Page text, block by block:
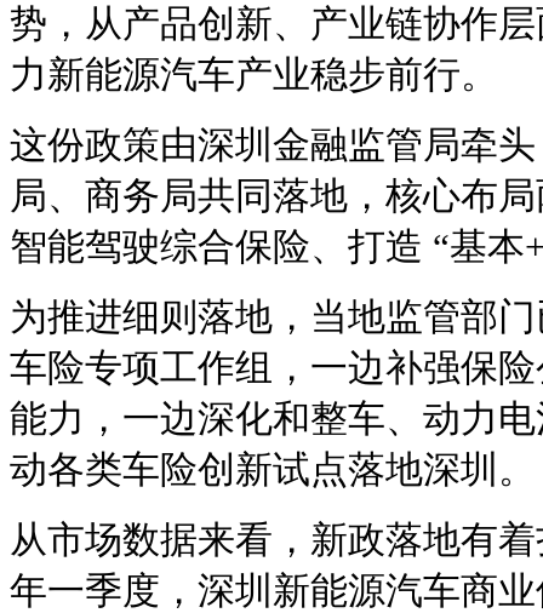
势，从产品创新、产业链协作
力新能源汽车产业稳步前行。
这份政策由深圳金融监管局牵
局、商务局共同落地，核心布
智能驾驶综合保险、打造 “基本
为推进细则落地，当地监管部
车险专项工作组，一边补强保
能力，一边深化和整车、动力
动各类车险创新试点落地深圳。
从市场数据来看，新政落地有
年一季度，深圳新能源汽车商